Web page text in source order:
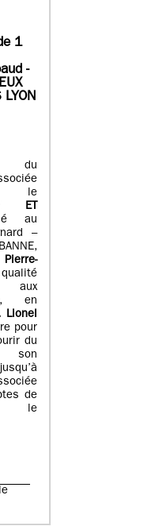
1
-
du
le
ET
au
–
-
aux
en
Lionel
pour
du
de
le